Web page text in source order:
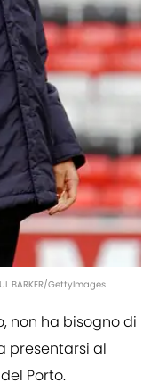
BARKER/GettyImages
non ha bisogno di
presentarsi al
Porto.